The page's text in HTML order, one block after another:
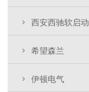
西安西驰软启动
希望森兰
伊顿电气